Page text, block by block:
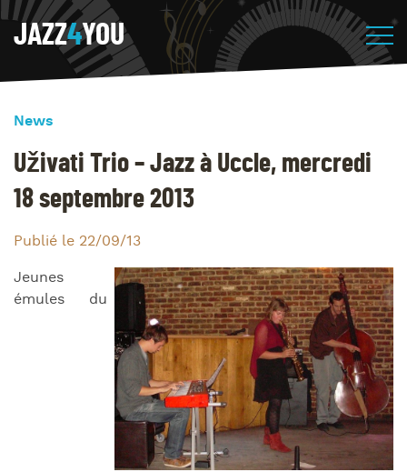
JAZZ4YOU
News
Uživati Trio – Jazz à Uccle, mercredi
18 septembre 2013
Publié le 22/09/13
Jeunes
émules du